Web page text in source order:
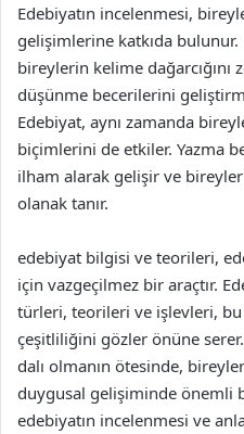
Edebiyatın incelenmesi,
gelişimlerine katkıda bulunur.
bireylerin kelime
düşünme becerilerini
Edebiyat, aynı zamanda
biçimlerini de etkiler. Yazma
ilham alarak gelişir ve
olanak tanır.
edebiyat bilgisi ve teorileri,
için vazgeçilmez bir araçtır.
türleri, teorileri ve işlevleri,
çeşitliliğini gözler önüne
dalı olmanın ötesinde,
duygusal gelişiminde önemli
edebiyatın incelenmesi ve